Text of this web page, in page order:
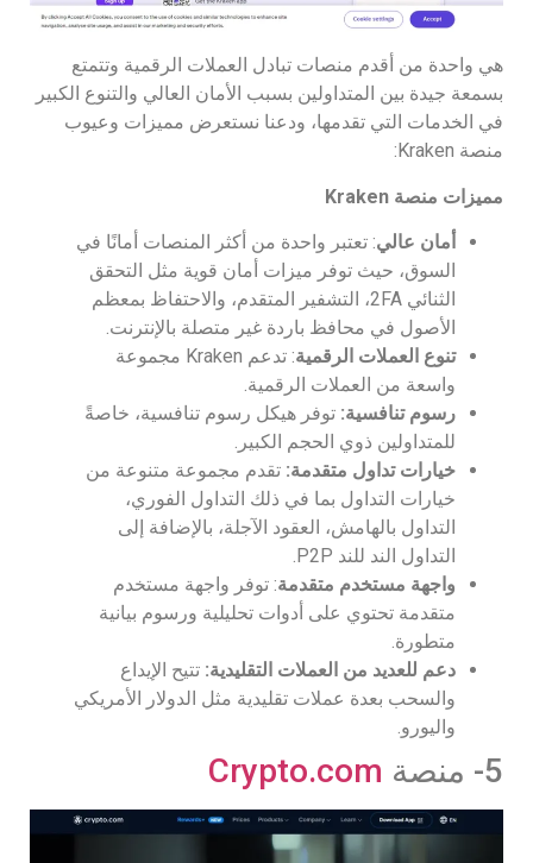
هي واحدة من أقدم منصات تبادل العملات الرقمية وتتمتع
بسمعة جيدة بين المتداولين بسبب الأمان العالي والتنوع الكبير
في الخدمات التي تقدمها، ودعنا نستعرض مميزات وعيوب
منصة Kraken:
مميزات منصة Kraken
أمان عالي: تعتبر واحدة من أكثر المنصات أمانًا في
السوق، حيث توفر ميزات أمان قوية مثل التحقق
الثنائي 2FA، التشفير المتقدم، والاحتفاظ بمعظم
الأصول في محافظ باردة غير متصلة بالإنترنت.
تنوع العملات الرقمية
: تدعم Kraken مجموعة
واسعة من العملات الرقمية.
رسوم تنافسية: توفر هيكل رسوم تنافسية، خاصةً
للمتداولين ذوي الحجم الكبير.
خيارات تداول متقدمة: تقدم مجموعة متنوعة من
خيارات التداول بما في ذلك التداول الفوري،
التداول بالهامش، العقود الآجلة، بالإضافة إلى
التداول الند للند P2P.
واجهة مستخدم متقدمة: توفر واجهة مستخدم
متقدمة تحتوي على أدوات تحليلية ورسوم بيانية
متطورة.
دعم للعديد من العملات التقليدية: تتيح الإيداع
والسحب بعدة عملات تقليدية مثل الدولار الأمريكي
واليورو.
5- منصة Crypto.com